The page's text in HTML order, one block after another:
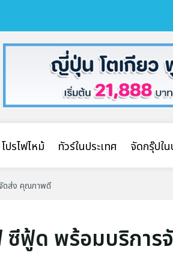
โปรไฟไหม้ ทัวร์ในประเทศ จัดกรุ๊ปใน
ดส่ง คุณภาพดี
ซีฟู้ด พร้อมบริการ